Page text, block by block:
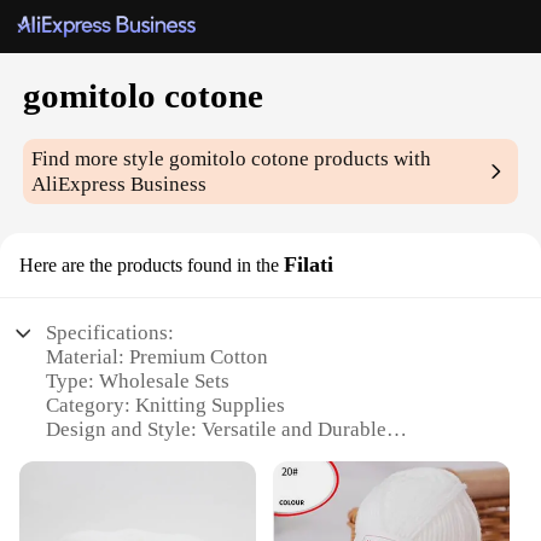
gomitolo cotone
Find more style gomitolo cotone products with
AliExpress Business
Here are the products found in the Filati
Specifications:
Material: Premium Cotton
Type: Wholesale Sets
Category: Knitting Supplies
Design and Style: Versatile and Durable
Typical Adaptive Scenario: Crafting Projects and
Shape or Size or Weight or Quantity: